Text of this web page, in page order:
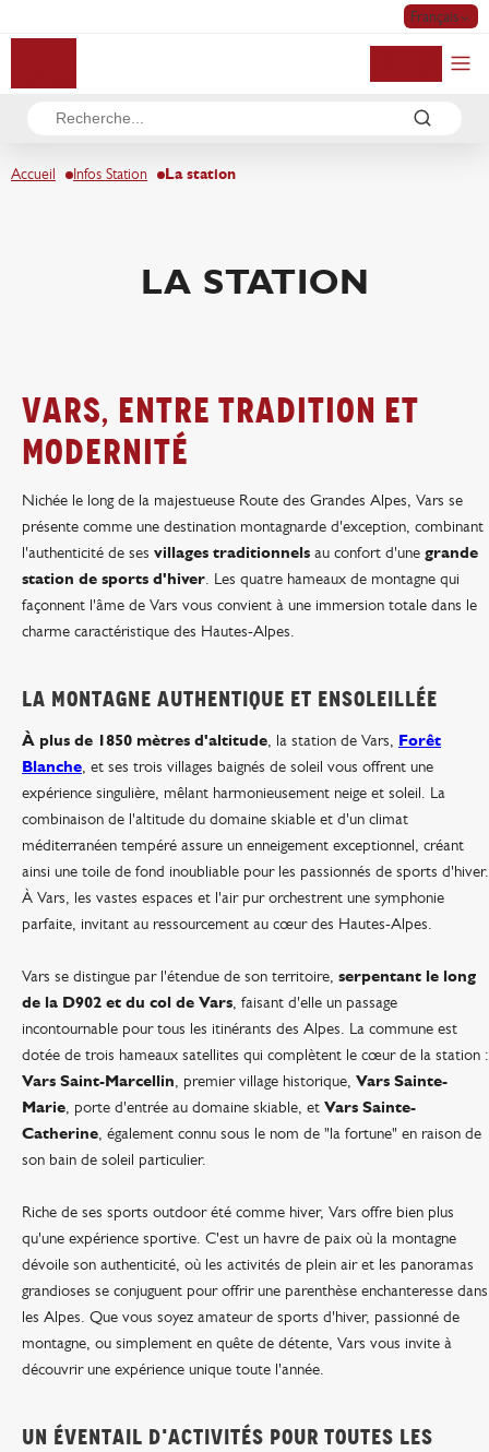
Français
Mon compte
Accueil Infos Station La station
LA STATION
vars, entre tradition et
modernité
Nichée le long de la majestueuse Route des Grandes Alpes, Vars se
présente comme une destination montagnarde d'exception, combinant
l'authenticité de ses villages traditionnels au confort d'une grande
station de sports d'hiver. Les quatre hameaux de montagne qui
façonnent l'âme de Vars vous convient à une immersion totale dans le
charme caractéristique des Hautes-Alpes.
LA MONTAGNE AUTHENTIQUE ET ENSOLEILLÉE
À plus de 1850 mètres d'altitude, la station de Vars, Forêt
Blanche, et ses trois villages baignés de soleil vous offrent une
expérience singulière, mêlant harmonieusement neige et soleil. La
combinaison de l'altitude du domaine skiable et d'un climat
méditerranéen tempéré assure un enneigement exceptionnel, créant
ainsi une toile de fond inoubliable pour les passionnés de sports d'hiver.
À Vars, les vastes espaces et l'air pur orchestrent une symphonie
parfaite, invitant au ressourcement au cœur des Hautes-Alpes.
Vars se distingue par l'étendue de son territoire, serpentant le long
de la D902 et du col de Vars, faisant d'elle un passage
incontournable pour tous les itinérants des Alpes. La commune est
dotée de trois hameaux satellites qui complètent le cœur de la station :
Vars Saint-Marcellin, premier village historique, Vars Sainte-
Marie, porte d'entrée au domaine skiable, et Vars Sainte-
Catherine, également connu sous le nom de "la fortune" en raison de
son bain de soleil particulier.
Riche de ses sports outdoor été comme hiver, Vars offre bien plus
qu'une expérience sportive. C'est un havre de paix où la montagne
dévoile son authenticité, où les activités de plein air et les panoramas
grandioses se conjuguent pour offrir une parenthèse enchanteresse dans
les Alpes. Que vous soyez amateur de sports d'hiver, passionné de
montagne, ou simplement en quête de détente, Vars vous invite à
découvrir une expérience unique toute l'année.
UN ÉVENTAIL D'ACTIVITÉS POUR TOUTES LES